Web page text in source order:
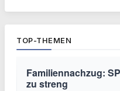
TOP-THEMEN
Familiennachzug:
zu streng